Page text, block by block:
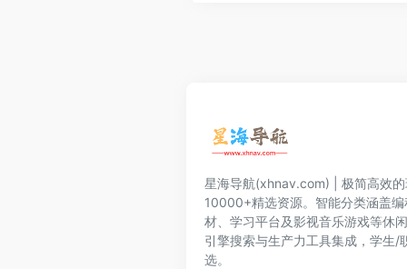
星海导航(xhnav.com) | 极简高效
10000+精选资源。智能分类涵盖
材、学习平台及影视音乐游戏等休
引擎搜索与生产力工具集成，学生/
选。